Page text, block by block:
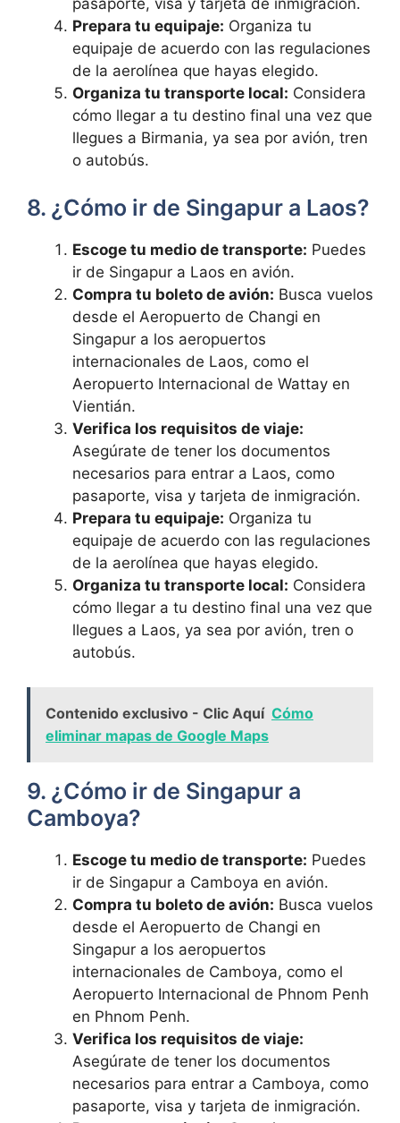
Prepara tu equipaje: Organiza tu
equipaje de acuerdo con las regulaciones
de la aerolínea que hayas elegido.
Organiza tu transporte local: Considera
cómo llegar a tu destino final una vez que
llegues a Birmania, ya sea por avión, tren
o autobús.
8. ¿Cómo ir de Singapur a Laos?
Escoge tu medio de transporte: Puedes
ir de Singapur a Laos en avión.
Compra tu boleto de avión: Busca vuelos
desde el Aeropuerto de Changi en
Singapur a los aeropuertos
internacionales de Laos, como el
Aeropuerto Internacional de Wattay en
Vientián.
Verifica los requisitos de viaje:
Asegúrate de tener los documentos
necesarios para entrar a Laos, como
pasaporte, visa y tarjeta de inmigración.
Prepara tu equipaje: Organiza tu
equipaje de acuerdo con las regulaciones
de la aerolínea que hayas elegido.
Organiza tu transporte local: Considera
cómo llegar a tu destino final una vez que
llegues a Laos, ya sea por avión, tren o
autobús.
Contenido exclusivo - Clic Aquí Cómo
eliminar mapas de Google Maps
9. ¿Cómo ir de Singapur a
Camboya?
Escoge tu medio de transporte: Puedes
ir de Singapur a Camboya en avión.
Compra tu boleto de avión: Busca vuelos
desde el Aeropuerto de Changi en
Singapur a los aeropuertos
internacionales de Camboya, como el
Aeropuerto Internacional de Phnom Penh
en Phnom Penh.
Verifica los requisitos de viaje:
Asegúrate de tener los documentos
necesarios para entrar a Camboya, como
pasaporte, visa y tarjeta de inmigración.